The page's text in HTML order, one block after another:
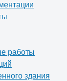
работы
здания